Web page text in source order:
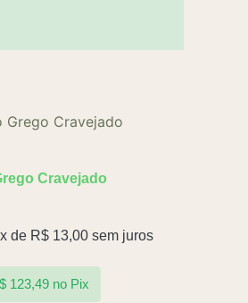
Cravejado
de R$ 13,00 sem juros
123,49 no Pix